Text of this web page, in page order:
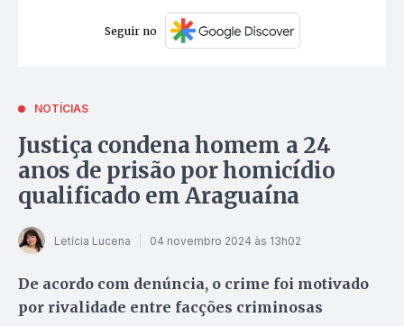
Seguir no
NOTÍCIAS
Justiça condena homem a 24
anos de prisão por homicídio
qualificado em Araguaína
Letícia Lucena 04 novembro 2024 às 13h02
De acordo com denúncia, o crime foi motivado
por rivalidade entre facções criminosas